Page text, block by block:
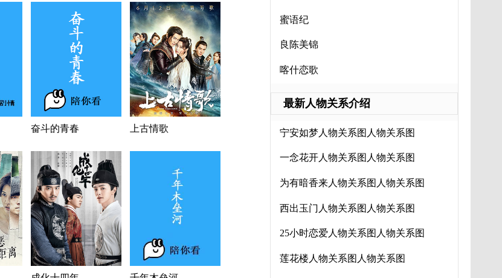
奋斗的青春 上古情歌
蜜语纪
良陈美锦
喀什恋歌
最新人物关系介绍
宁安如梦人物关系图人物关系图
一念花开人物关系图人物关系图
为有暗香来人物关系图人物关系图
西出玉门人物关系图人物关系图
25小时恋爱人物关系图人物关系图
莲花楼人物关系图人物关系图